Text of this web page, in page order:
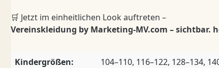
🛒 Jetzt im einheitlichen Look auftreten –
Vereinskleidung by Marketing-MV.com – sichtbar.
Kindergrößen: 104–110, 116–122, 128–134,